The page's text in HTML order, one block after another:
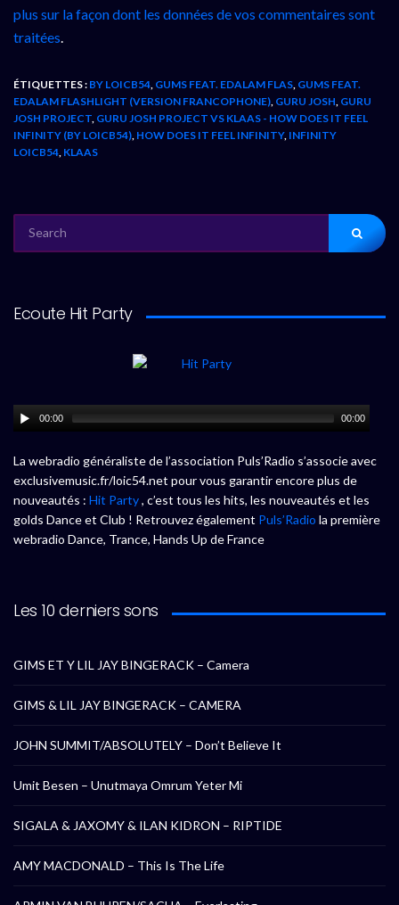
plus sur la façon dont les données de vos commentaires sont
traitées.
ÉTIQUETTES : BY LOICB54 GUMS FEAT. EDALAM FLAS GUMS FEAT.
EDALAM FLASHLIGHT (VERSION FRANCOPHONE) GURU JOSH GURU
JOSH PROJECT GURU JOSH PROJECT VS KLAAS - HOW DOES IT FEEL
INFINITY (BY LOICB54) HOW DOES IT FEEL INFINITY, INFINITY
LOICB54 KLAAS
FOR:
Ecoute Hit Party
00:00 00:00
La webradio généraliste de l’association Puls’Radio s’associe avec
exclusivemusic.fr/loic54.net pour vous garantir encore plus de
nouveautés : Hit Party, c’est tous les hits, les nouveautés et les
golds Dance et Club ! Retrouvez également Puls’Radio la première
webradio Dance, Trance, Hands Up de France
Les 10 derniers sons
GIMS ET Y LIL JAY BINGERACK – Camera
GIMS & LIL JAY BINGERACK – CAMERA
JOHN SUMMIT/ABSOLUTELY – Don’t Believe It
Umit Besen – Unutmaya Omrum Yeter Mi
SIGALA & JAXOMY & ILAN KIDRON – RIPTIDE
AMY MACDONALD – This Is The Life